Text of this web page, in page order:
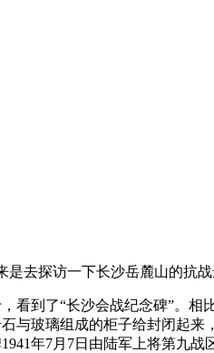
去探访一下长沙岳麓山的抗战
看到了“长沙会战纪念碑”。相
与玻璃组成的柜子给封闭起来
年7月7日由陆军上将第九战